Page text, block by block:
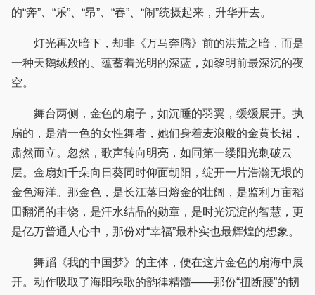
的“奔”、“乐”、“昂”、“春”、“闹”统摄起来，升华开去。
灯光再次暗下，却非《万马奔腾》前的洪荒之暗，而是
一种天鹅绒般的、蕴蓄着光明的深蓝，如黎明前最深沉的夜
空。
舞台两侧，金色的扇子，如沉睡的羽翼，缓缓展开。执
扇的，是清一色的女性舞者，她们身着麦浪般的金黄长裙，
肃然而立。忽然，歌声转向明亮，如同第一缕阳光刺破云
层。金扇如千朵向日葵同时仰面朝阳，绽开一片浩瀚无垠的
金色海洋。那金色，是长江落日熔金的壮阔，是监利万亩稻
田翻涌的丰饶，是汗水结晶的勋章，是时光沉淀的智慧，更
是亿万普通人心中，那份对“幸福”最朴实也最辉煌的想象。
舞蹈《我的中国梦》的主体，便在这片金色的扇海中展
开。动作吸取了海阳秧歌的韵律精髓——那份“扭断腰”的韧